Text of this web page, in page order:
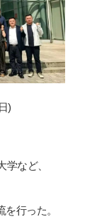
)
学など、
行った。